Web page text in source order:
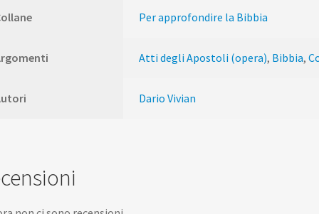
Per approfondire la Bibbia
Atti degli Apostoli (opera), Bibbia,
Dario Vivian